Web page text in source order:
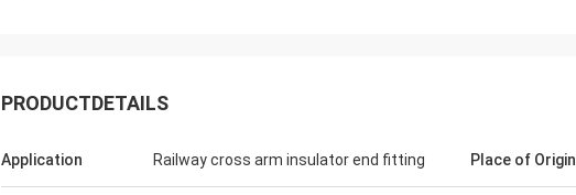
PRODUCTDETAILS
Application Railway cross arm insulator end fitting Place of Origin